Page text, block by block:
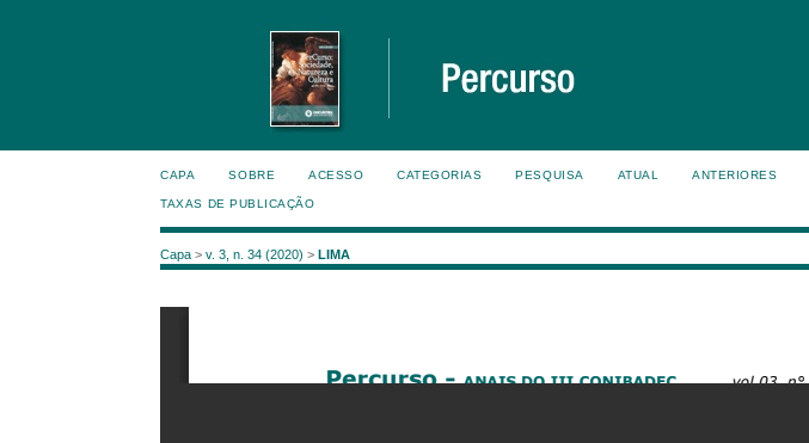
CAPA SOBRE ACESSO CATEGORIAS PESQUISA ATUAL ANTERIORES
TAXAS DE PUBLICAÇÃO
Capa >v. 3, n. 34 (2020) >LIMA